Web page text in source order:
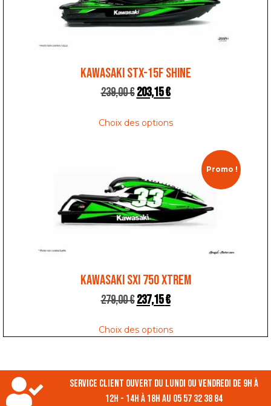
KAWASAKI STX-15F SHINE
239,00€203,15€
Choix des options
Promo !
KAWASAKI SXI 750 XTREM
279,00€237,15€
Choix des options
Service client ouvert du lundi ou vendredi de 9h à
12h - 14h à 18h au 05 57 32 38 84